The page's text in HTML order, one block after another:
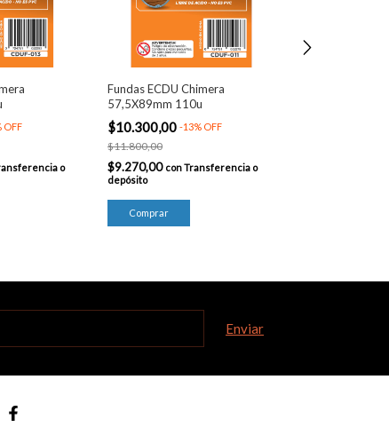
OFF
o
Fundas ECDU Chimera
57,5X89mm 110u
$10.300,00 -13% OFF
$11.800,00
$9.270,00 conTransferencia o
depósito